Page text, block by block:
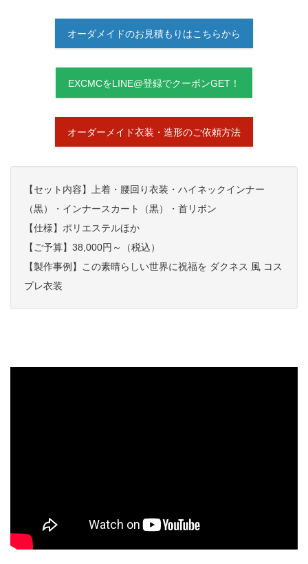
オーダメイドのお見積もりはこちらから
EXCMCをLINE@登録でクーポンGET！
オーダーメイド衣装・造形のご依頼方法
【セット内容】上着・腰回り衣装・ハイネックインナー
（黒）・インナースカート（黒）・首リボン
【仕様】ポリエステルほか
【ご予算】38,000円～（税込）
【製作事例】この素晴らしい世界に祝福を ダクネス 風 コス
プレ衣装